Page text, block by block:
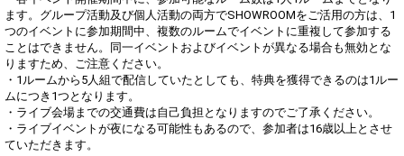
send them gifts.
To send performers paid items,
you must use Show Gold.
Close
ます。グループ活動及び個人活動の両方でSHOWROOMをご活用の方は、1
つのイベントに参加期間中、複数のルームでイベントに重複して参加する
ことはできません。同一イベントおよびイベントが異なる場合も無効とな
りますため、ご注意ください。
・1ルームから5人組で配信していたとしても、特典を獲得できるのは1ルー
ムにつき1つとなります。
・ライブ会場までの交通費は自己負担となりますのでご了承ください。
・ライブイベントが夜になる可能性もあるので、参加者は16歳以上とさせ
ていただきます。